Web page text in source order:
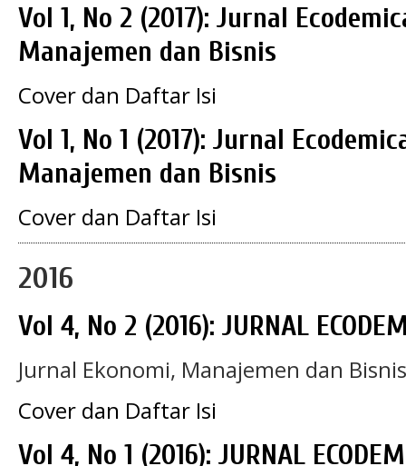
Vol 1, No 2 (2017): Jurnal
Manajemen dan Bisnis
Cover dan Daftar Isi
Vol 1, No 1 (2017): Jurnal
Manajemen dan Bisnis
Cover dan Daftar Isi
2016
Vol 4, No 2 (2016): JURNAL
Jurnal Ekonomi, Manajemen dan Bisnis
Cover dan Daftar Isi
Vol 4, No 1 (2016): JURNAL